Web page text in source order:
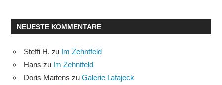
NEUESTE KOMMENTARE
Steffi H. zu Im Zehntfeld
Hans zu Im Zehntfeld
Doris Martens zu Galerie Lafajeck